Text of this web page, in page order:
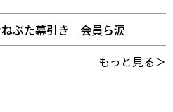
ぶた幕引き 会員ら涙
もっと見る＞